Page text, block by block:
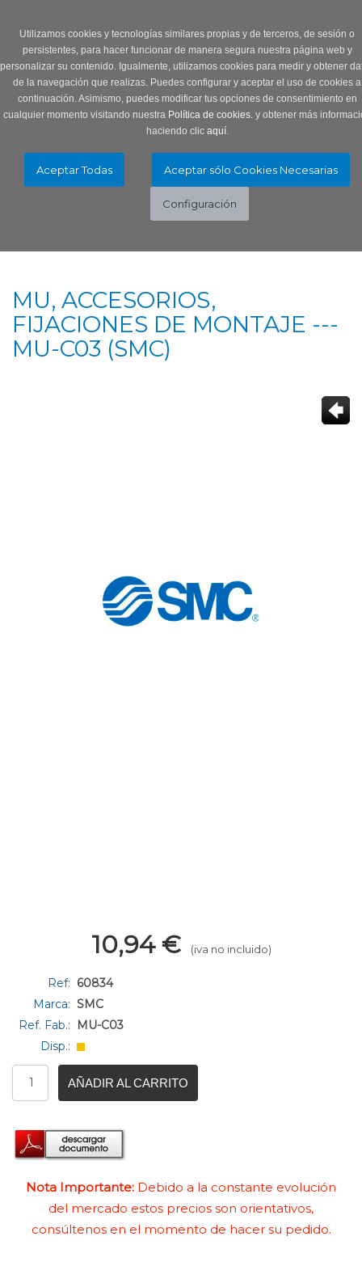
Utilizamos cookies y tecnologías similares propias y de terceros, de sesión o
persistentes, para hacer funcionar de manera segura nuestra página web y
personalizar su contenido. Igualmente, utilizamos cookies para medir y obtener
de la navegación que realizas. Puedes configurar y aceptar el uso de cookies a
continuación. Asimismo, puedes modificar tus opciones de consentimiento en
cualquier momento visitando nuestra Política de cookies.y obtener más
haciendo clic aquí.
MU, ACCESORIOS,
FIJACIONES DE MONTAJE ---
MU-C03 (SMC)
10,94 € (iva no incluido)
Ref: 60834
Marca: SMC
Ref. Fab.:
MU-C03
Disp.:
AÑADIR AL CARRITO
Nota Importante: Debido a la constante evolución
del mercado estos precios son orientativos,
consúltenos en el momento de hacer su pedido.